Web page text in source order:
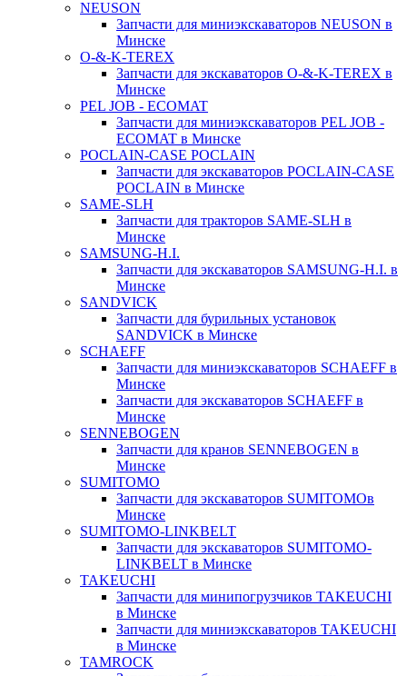
NEUSON
Запчасти для миниэкскаваторов NEUSON в
Минске
O-&-K-TEREX
Запчасти для экскаваторов O-&-K-TEREX в
Минске
PEL JOB - ECOMAT
Запчасти для миниэкскаваторов PEL JOB -
ECOMAT в Минске
POCLAIN-CASE POCLAIN
Запчасти для экскаваторов POCLAIN-CASE
POCLAIN в Минске
SAME-SLH
Запчасти для тракторов SAME-SLH в
Минске
SAMSUNG-H.I.
Запчасти для экскаваторов SAMSUNG-H.I. в
Минске
SANDVICK
Запчасти для бурильных установок
SANDVICK в Минске
SCHAEFF
Запчасти для миниэкскаваторов SCHAEFF в
Минске
Запчасти для экскаваторов SCHAEFF в
Минске
SENNEBOGEN
Запчасти для кранов SENNEBOGEN в
Минске
SUMITOMO
Запчасти для экскаваторов SUMITOMOв
Минске
SUMITOMO-LINKBELT
Запчасти для экскаваторов SUMITOMO-
LINKBELT в Минске
TAKEUCHI
Запчасти для минипогрузчиков TAKEUCHI
в Минске
Запчасти для миниэкскаваторов TAKEUCHI
в Минске
TAMROCK